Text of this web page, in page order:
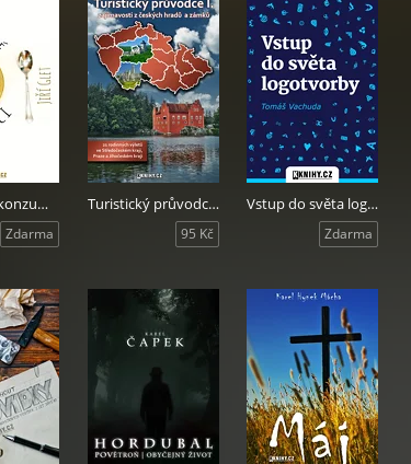
Snílkové a konzumáci
Zdarma
Turistický průvodce I.
95 Kč
Vstup do světa logotvorby
Zdarma